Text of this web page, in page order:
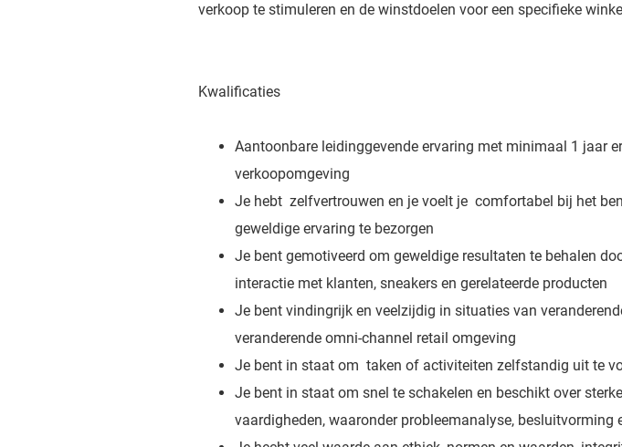
verkoop te stimuleren en de winstdoelen voor een specifieke
Kwalificaties
Aantoonbare leidinggevende ervaring met minimaal 1 jaar
verkoopomgeving
Je hebt zelfvertrouwen en je voelt je comfortabel bij het
geweldige ervaring te bezorgen
Je bent gemotiveerd om geweldige resultaten te behalen
interactie met klanten, sneakers en gerelateerde producten
Je bent vindingrijk en veelzijdig in situaties van
veranderende omni-channel retail omgeving
Je bent in staat om taken of activiteiten zelfstandig uit te
Je bent in staat om snel te schakelen en beschikt over
vaardigheden, waaronder probleemanalyse, besluitvorming